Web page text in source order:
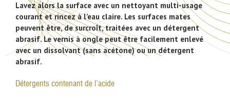
Lavez alors la surface avec un nettoyant multi-usage
courant et rincez à l’eau claire. Les surfaces mates
peuvent être, de surcroît, traitées avec un détergent
abrasif. Le vernis à ongle peut être facilement enlevé
avec un dissolvant (sans acétone) ou un détergent
abrasif.
Détergents contenant de l’acide